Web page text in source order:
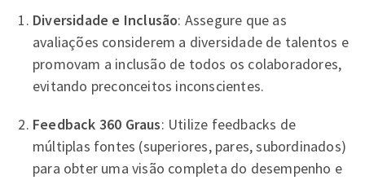
Diversidade e Inclusão: Assegure que as
avaliações considerem a diversidade de talentos e
promovam a inclusão de todos os colaboradores,
evitando preconceitos inconscientes.
Feedback 360 Graus: Utilize feedbacks de
múltiplas fontes (superiores, pares, subordinados)
para obter uma visão completa do desempenho e